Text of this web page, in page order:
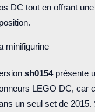
DC tout en offrant
minifigurine
sh0154présente
LEGO DC, car
un seul set de 2015.